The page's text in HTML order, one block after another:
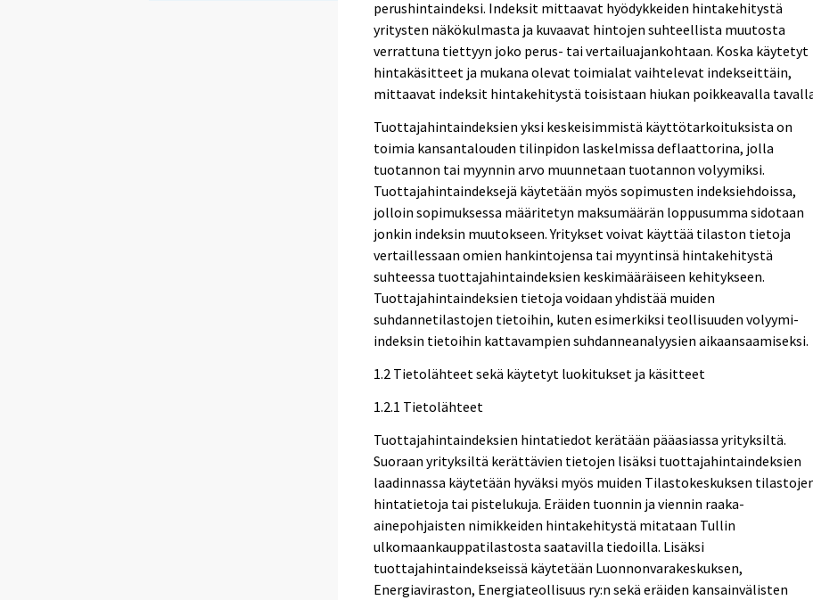
perushintaindeksi. Indeksit mittaavat hyödykkeiden hintakehitystä
yritysten näkökulmasta ja kuvaavat hintojen suhteellista muutosta
verrattuna tiettyyn joko perus- tai vertailuajankohtaan. Koska käytetyt
hintakäsitteet ja mukana olevat toimialat vaihtelevat indekseittäin,
mittaavat indeksit hintakehitystä toisistaan hiukan poikkeavalla
Tuottajahintaindeksien yksi keskeisimmistä käyttötarkoituksista on
toimia kansantalouden tilinpidon laskelmissa deflaattorina, jolla
tuotannon tai myynnin arvo muunnetaan tuotannon volyymiksi.
Tuottajahintaindeksejä käytetään myös sopimusten indeksiehdoissa,
jolloin sopimuksessa määritetyn maksumäärän loppusumma sidotaan
jonkin indeksin muutokseen. Yritykset voivat käyttää tilaston tietoja
vertaillessaan omien hankintojensa tai myyntinsä hintakehitystä
suhteessa tuottajahintaindeksien keskimääräiseen kehitykseen.
Tuottajahintaindeksien tietoja voidaan yhdistää muiden
suhdannetilastojen tietoihin, kuten esimerkiksi teollisuuden volyymi-
indeksin tietoihin kattavampien suhdanneanalyysien aikaansaamiseksi.
1.2 Tietolähteet sekä käytetyt luokitukset ja käsitteet
1.2.1 Tietolähteet
Tuottajahintaindeksien hintatiedot kerätään pääasiassa yrityksiltä.
Suoraan yrityksiltä kerättävien tietojen lisäksi tuottajahintaindeksien
laadinnassa käytetään hyväksi myös muiden Tilastokeskuksen
hintatietoja tai pistelukuja. Eräiden tuonnin ja viennin raaka-
ainepohjaisten nimikkeiden hintakehitystä mitataan Tullin
ulkomaankauppatilastosta saatavilla tiedoilla. Lisäksi
tuottajahintaindekseissä käytetään Luonnonvarakeskuksen,
Energiaviraston, Energiateollisuus ry:n sekä eräiden kansainvälisten